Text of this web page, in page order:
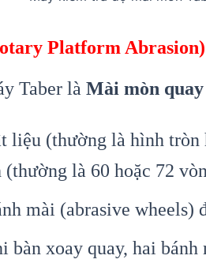
Platform Abrasion)
Taber là Mài mòn
liệu (thường là hình tròn
là 60 hoặc 72
mài (abrasive
bàn xoay quay, hai